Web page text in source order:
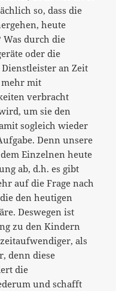
so, dass die
heute
durch die
oder die
an Zeit
mit
verbracht
um sie den
sogleich wieder
Denn unsere
Einzelnen heute
ab, d.h. es gibt
auf die Frage nach
den heutigen
Deswegen ist
zu den Kindern
als
denn diese
die
und schafft